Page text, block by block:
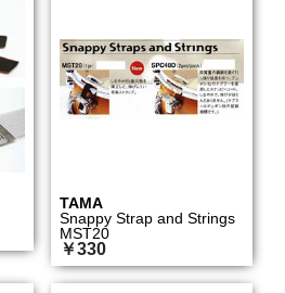
TAMA
Snappy Strap and Strings
MST20
￥330